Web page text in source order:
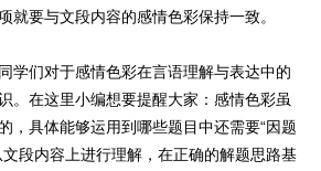
就要与文段内容的感情色彩保持一致。
们对于感情色彩在言语理解与表达中的
。在这里小编想要提醒大家：感情色彩虽
，具体能够运用到哪些题目中还需要“因题
段内容上进行理解，在正确的解题思路基